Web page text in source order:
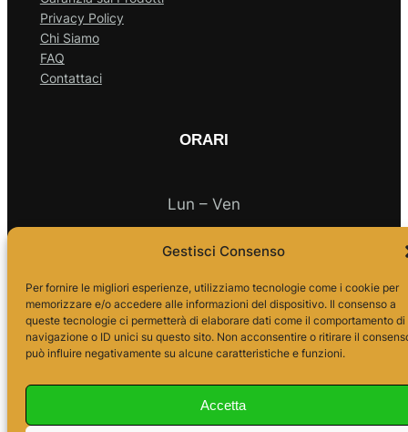
Gestisci Consenso
Per fornire le migliori esperienze, utilizziamo tecnologie come i cookie per
memorizzare e/o accedere alle informazioni del dispositivo. Il consenso a
queste tecnologie ci permetterà di elaborare dati come il comportamento di
navigazione o ID unici su questo sito. Non acconsentire o ritirare il
può influire negativamente su alcune caratteristiche e funzioni.
Accetta
Privacy Policy
Chi Siamo
FAQ
Contattaci
ORARI
Lun – Ven
10.00 – 18.00